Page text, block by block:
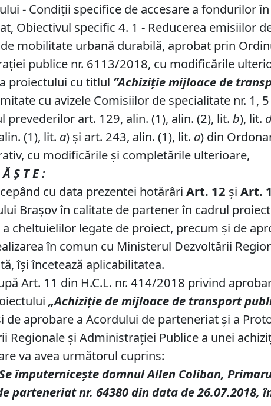
- Condiţii specifice de accesare a fondurilor
Obiectivul specific 4. 1 - Reducerea emisiilor
mobilitate urbană durabilă, aprobat prin
publice nr. 6113/2018, cu modificările
proiectului cu titlul ”Achiziție mijloace de
cu avizele Comisiilor de specialitate nr. 1,
prevederilor art. 129, alin. (1), alin. (2), lit.b), lit.
(1), lit. a) și art. 243, alin. (1), lit. a) din
cu modificările și completările ulterioare,
Ş T E :
cu data prezentei hotărâriArt. 12 șiArt.
Braşov în calitate de partener în cadrul
cheltuielilor legate de proiect, precum şi de
în comun cu Ministerul Dezvoltării
își încetează aplicabilitatea.
Art. 11 din H.C.L. nr. 414/2018 privind
„Achiziţie de mijloace de transport
de aprobare a Acordului de parteneriat şi a
Regionale şi Administraţiei Publice a unei
va avea următorul cuprins:
împuternicește domnul Allen Coliban,
parteneriat nr. 64380 din data de 26.07.2018,